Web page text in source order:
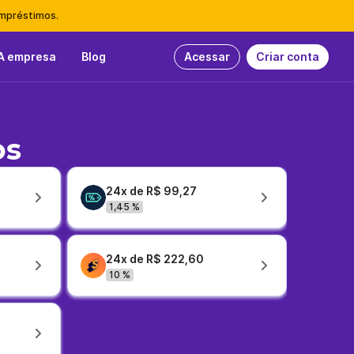
empresa Blog Acessar Criar conta
24x de R$ 99,27
1,45 %
24x de R$ 222,60
10 %